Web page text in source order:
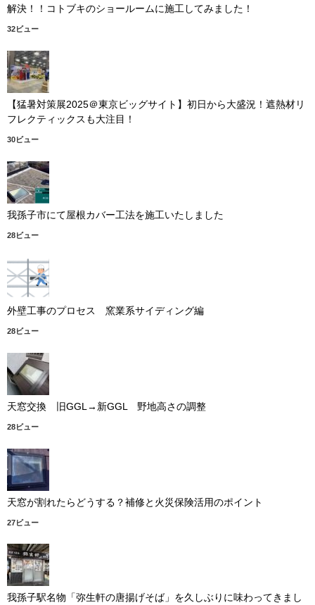
解決！！コトブキのショールームに施工してみました！
32ビュー
【猛暑対策展2025＠東京ビッグサイト】初日から大盛況！遮熱材リ
フレクティックスも大注目！
30ビュー
我孫子市にて屋根カバー工法を施工いたしました
28ビュー
外壁工事のプロセス 窯業系サイディング編
28ビュー
天窓交換 旧GGL→新GGL 野地高さの調整
28ビュー
天窓が割れたらどうする？補修と火災保険活用のポイント
27ビュー
我孫子駅名物「弥生軒の唐揚げそば」を久しぶりに味わってきまし